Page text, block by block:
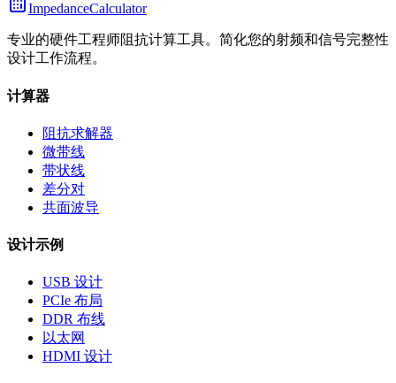
ImpedanceCalculator
专业的硬件工程师阻抗计算工具。简化您的射频和信号完整性
设计工作流程。
计算器
阻抗求解器
微带线
带状线
差分对
共面波导
设计示例
USB 设计
PCIe 布局
DDR 布线
以太网
HDMI 设计